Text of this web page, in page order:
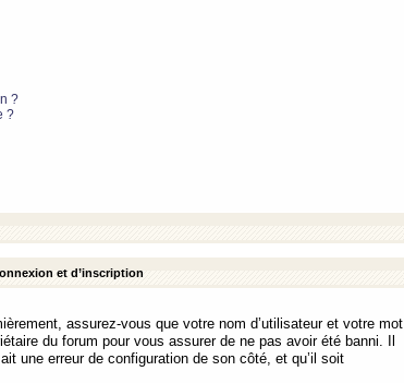
?
?
et d’inscription
assurez-vous que votre nom d’utilisateur et votre mot
du forum pour vous assurer de ne pas avoir été banni. Il
une erreur de configuration de son côté, et qu’il soit